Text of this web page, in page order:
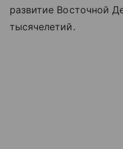
развитие Восточной
тысячелетий.